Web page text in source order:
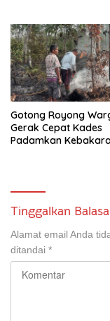
Kerok
Gotong Royong
Gerak Cepat Kades
Padamkan
Tinggalkan
Alamat email Anda
ditandai *